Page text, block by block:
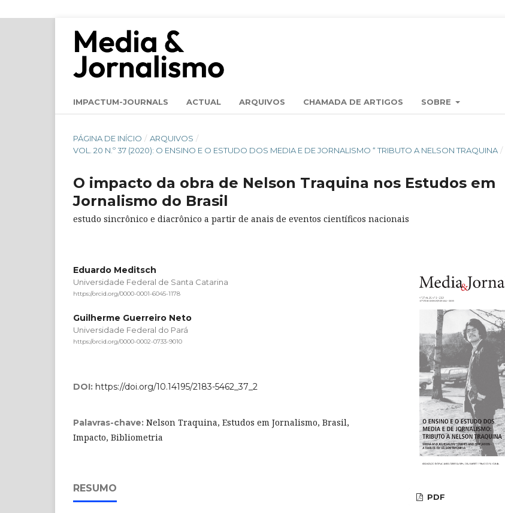
IMPACTUM-JOURNALS ACTUAL ARQUIVOS CHAMADA DE ARTIGOS SOBRE
PÁGINA DE INÍCIO / ARQUIVOS /
VOL. 20 N.º 37 (2020): O ENSINO E O ESTUDO DOS MEDIA E DE JORNALISMO “ TRIBUTO A NELSON TRAQUINA /
O impacto da obra de Nelson Traquina nos Estudos em
Jornalismo do Brasil
estudo sincrônico e diacrônico a partir de anais de eventos científicos nacionais
Eduardo Meditsch
Universidade Federal de Santa Catarina
https://orcid.org/0000-0001-6045-1178
Guilherme Guerreiro Neto
Universidade Federal do Pará
https://orcid.org/0000-0002-0733-9010
DOI: https://doi.org/10.14195/2183-5462_37_2
Palavras-chave: Nelson Traquina, Estudos em Jornalismo, Brasil,
Impacto, Bibliometria
RESUMO
PDF